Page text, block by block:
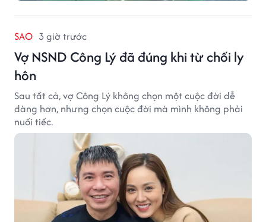
SAO 3 giờ trước
Vợ NSND Công Lý đã đúng khi từ chối ly
hôn
Sau tất cả, vợ Công Lý không chọn một cuộc đời dễ
dàng hơn, nhưng chọn cuộc đời mà mình không phải
nuối tiếc.